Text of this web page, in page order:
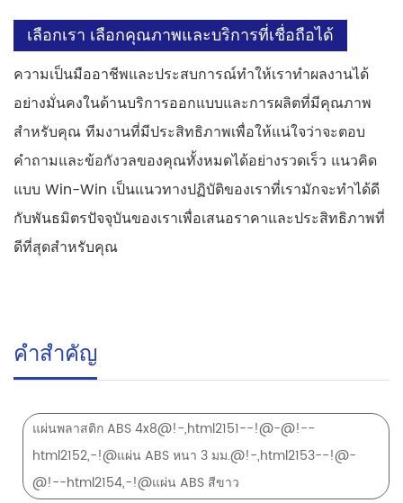
เลือกเรา เลือกคุณภาพและบริการที่เชื่อถือได้
ความเป็นมืออาชีพและประสบการณ์ทำให้เราทำผลงานได้
อย่างมั่นคงในด้านบริการออกแบบและการผลิตที่มีคุณภาพ
สำหรับคุณ ทีมงานที่มีประสิทธิภาพเพื่อให้แน่ใจว่าจะตอบ
คำถามและข้อกังวลของคุณทั้งหมดได้อย่างรวดเร็ว แนวคิด
แบบ Win-Win เป็นแนวทางปฏิบัติของเราที่เรามักจะทำได้ดี
กับพันธมิตรปัจจุบันของเราเพื่อเสนอราคาและประสิทธิภาพที่
ดีที่สุดสำหรับคุณ
คำสำคัญ
แผ่นพลาสติก ABS 4x8@!-,html2151--!@-@!--
html2152,-!@แผ่น ABS หนา 3 มม.@!-,html2153--!@-
@!--html2154,-!@แผ่น ABS สีขาว